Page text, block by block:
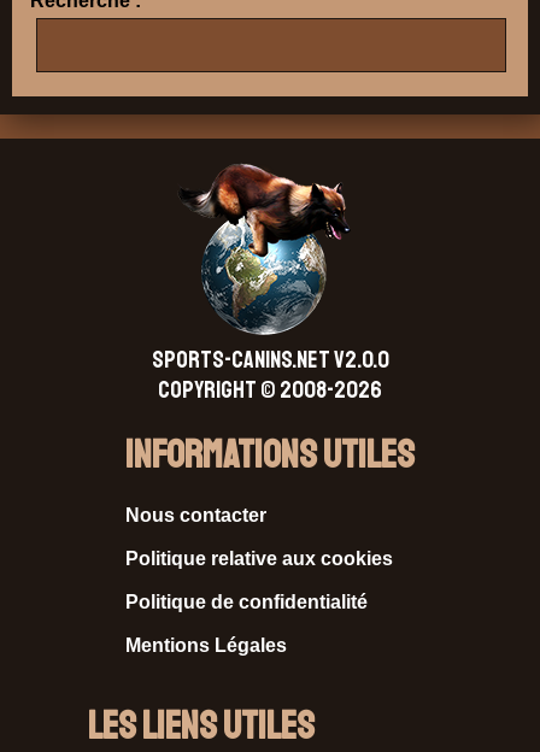
SPORTS-CANINS.NET V2.0.0
Copyright © 2008-2026
Informations Utiles
Nous contacter
Politique relative aux cookies
Politique de confidentialité
Mentions Légales
Les liens utiles